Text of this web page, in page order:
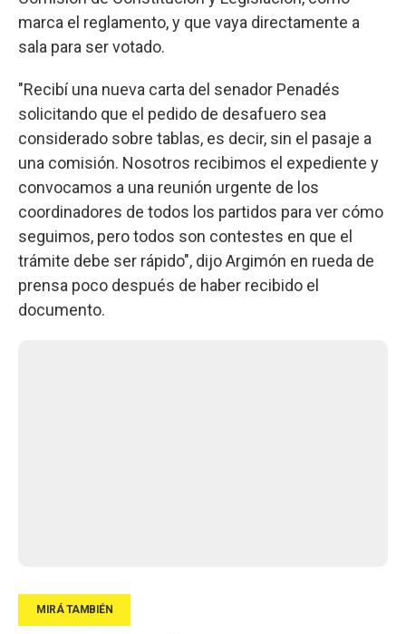
marca el reglamento, y que vaya directamente a
sala para ser votado.
"Recibí una nueva carta del senador Penadés
solicitando que el pedido de desafuero sea
considerado sobre tablas, es decir, sin el pasaje a
una comisión. Nosotros recibimos el expediente y
convocamos a una reunión urgente de los
coordinadores de todos los partidos para ver cómo
seguimos, pero todos son contestes en que el
trámite debe ser rápido", dijo Argimón en rueda de
prensa poco después de haber recibido el
documento.